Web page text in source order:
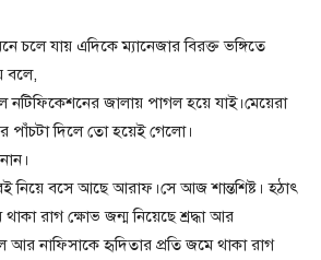
চলে যায় এদিকে ম্যানেজার বিরক্ত ভঙ্গিতে
বলে,
জালায় পাগল হয়ে যাই।মেয়েরা
পাঁচটা দিলে তো হয়েই গেলো।
নিয়ে বসে আছে আরাফ।সে আজ শান্তশিষ্ট। হঠাৎ
রাগ ক্ষোভ জন্ম নিয়েছে শ্রদ্ধা আর
আর নাফিসাকে হৃদিতার প্রতি জমে থাকা রাগ